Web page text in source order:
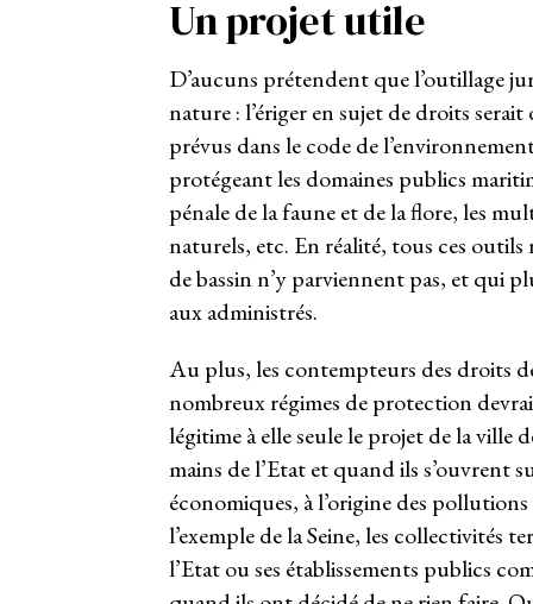
Un projet utile
D’aucuns prétendent que l’outillage
nature : l’ériger en sujet de droits
prévus dans le code de
protégeant les domaines publics
pénale de la faune et de la flore, les
naturels, etc. En réalité, tous ces outils
de bassin n’y parviennent pas, et qui
aux administrés.
Au plus, les contempteurs des droits
nombreux régimes de protection
légitime à elle seule le projet de la ville
mains de l’Etat et quand ils s’ouvrent
économiques, à l’origine des
l’exemple de la Seine, les collectivités
l’Etat ou ses établissements publics